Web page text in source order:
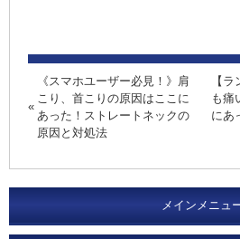
《スマホユーザー必見！》肩
こり、首こりの原因はここに
あった！ストレートネックの
原因と対処法
【
も痛
にあ
メインメニュ